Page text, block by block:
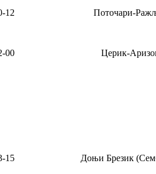
12 Поточари-
00 Церик-
15 Доњи Брезик